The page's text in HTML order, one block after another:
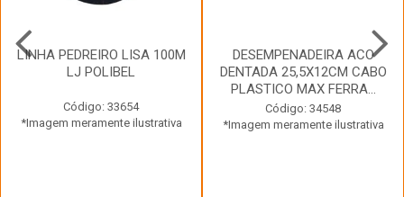
LINHA PEDREIRO LISA 100M
LJ POLIBEL
Código: 33654
*Imagem meramente ilustrativa
DESEMPENADEIRA ACO
DENTADA 25,5X12CM CABO
PLASTICO MAX FERRA...
Código: 34548
*Imagem meramente ilustrativa